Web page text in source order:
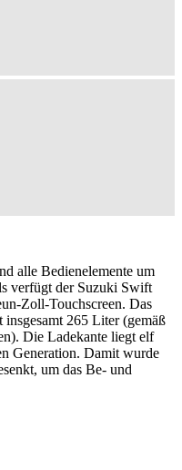
alle Bedienelemente um
verfügt der Suzuki Swift
Zoll-Touchscreen. Das
265 Liter (gemäß
Die Ladekante liegt elf
Generation. Damit wurde
um das Be- und